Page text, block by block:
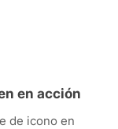
en acción
de icono en